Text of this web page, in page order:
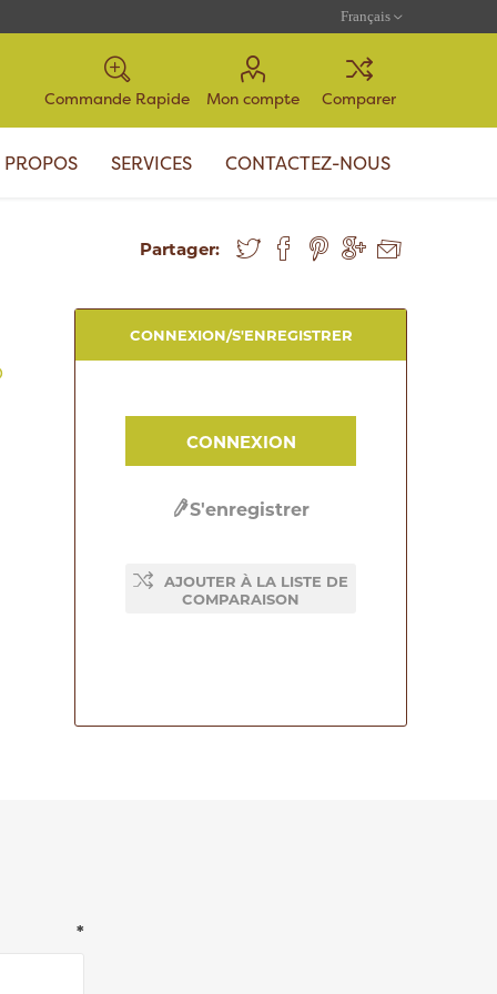
Commande Rapide Mon compte Comparer
PROPOS SERVICES CONTACTEZ-NOUS
Partager:
CONNEXION/S'ENREGISTRER
CONNEXION
S'enregistrer
AJOUTER À LA LISTE DE
COMPARAISON
*